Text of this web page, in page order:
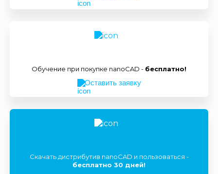
Обучение при покупке nanoCAD - бесплатно!
Оставить заявку
Скачать дистрибутив nanoCAD и пользоваться -
бесплатно 30 дней!